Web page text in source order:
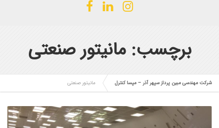
برچسب: مانیتور صنعتی
شرکت مهندسی مبین پرداز سپهر آذر – مپسا کنترل مانیتور صنعتی